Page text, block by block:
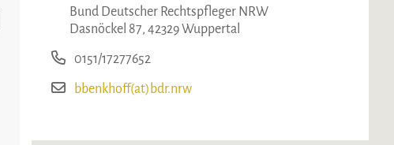
Bund Deutscher Rechtspfleger NRW
Dasnöckel 87, 42329 Wuppertal
0151/17277652
bbenkhoff(at)bdr.nrw